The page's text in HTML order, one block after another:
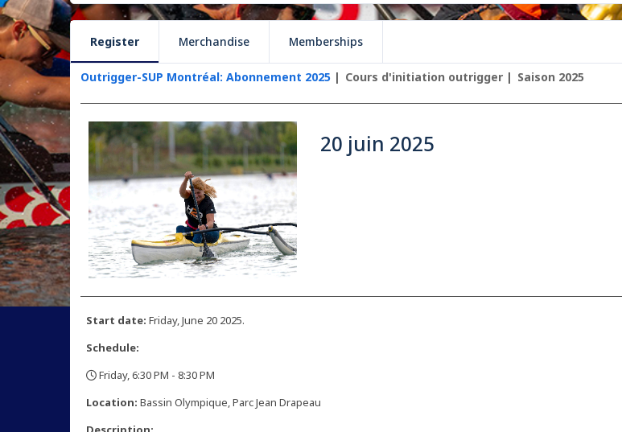
Register Merchandise Memberships
Outrigger-SUP Montréal: Abonnement 2025 Cours d'initiation outrigger Saison 2025
20 juin 2025
Start date: Friday, June 20 2025.
Schedule:
Friday, 6:30 PM - 8:30 PM
Location: Bassin Olympique, Parc Jean Drapeau